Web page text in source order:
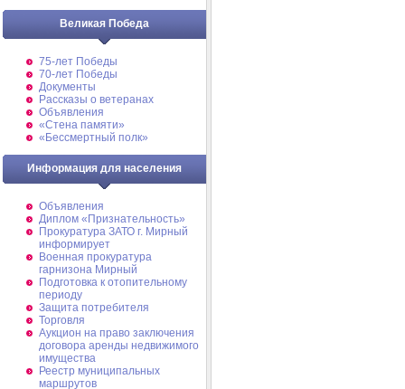
Великая Победа
75-лет Победы
70-лет Победы
Документы
Рассказы о ветеранах
Объявления
«Стена памяти»
«Бессмертный полк»
Информация для населения
Объявления
Диплом «Признательность»
Прокуратура ЗАТО г. Мирный
информирует
Военная прокуратура
гарнизона Мирный
Подготовка к отопительному
периоду
Защита потребителя
Торговля
Аукцион на право заключения
договора аренды недвижимого
имущества
Реестр муниципальных
маршрутов